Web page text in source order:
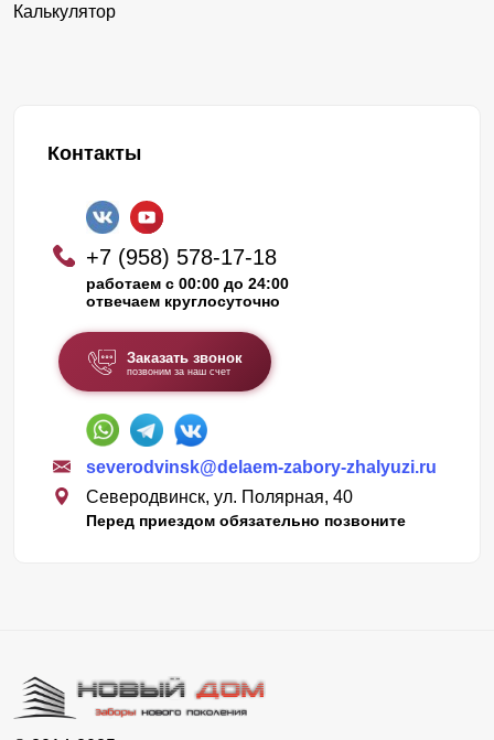
Калькулятор
Контакты
+7 (958) 578-17-18
работаем с 00:00 до 24:00
отвечаем круглосуточно
Заказать звонок
позвоним за наш счет
severodvinsk@delaem-zabory-zhalyuzi.ru
Северодвинск, ул. Полярная, 40
Перед приездом обязательно позвоните